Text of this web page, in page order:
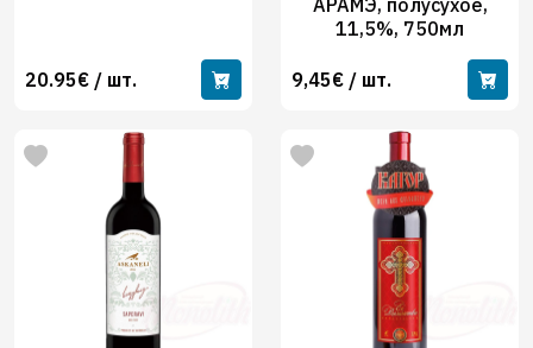
20.95€ / шт.
АРАМЭ, полусухое,
11,5%, 750мл
9,45€ / шт.